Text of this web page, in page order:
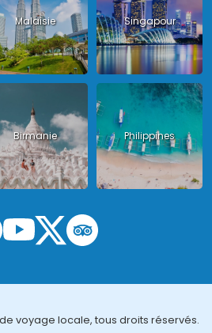
Malaisie Singapour
Birmanie Philippines
voyage locale, tous droits réservés.